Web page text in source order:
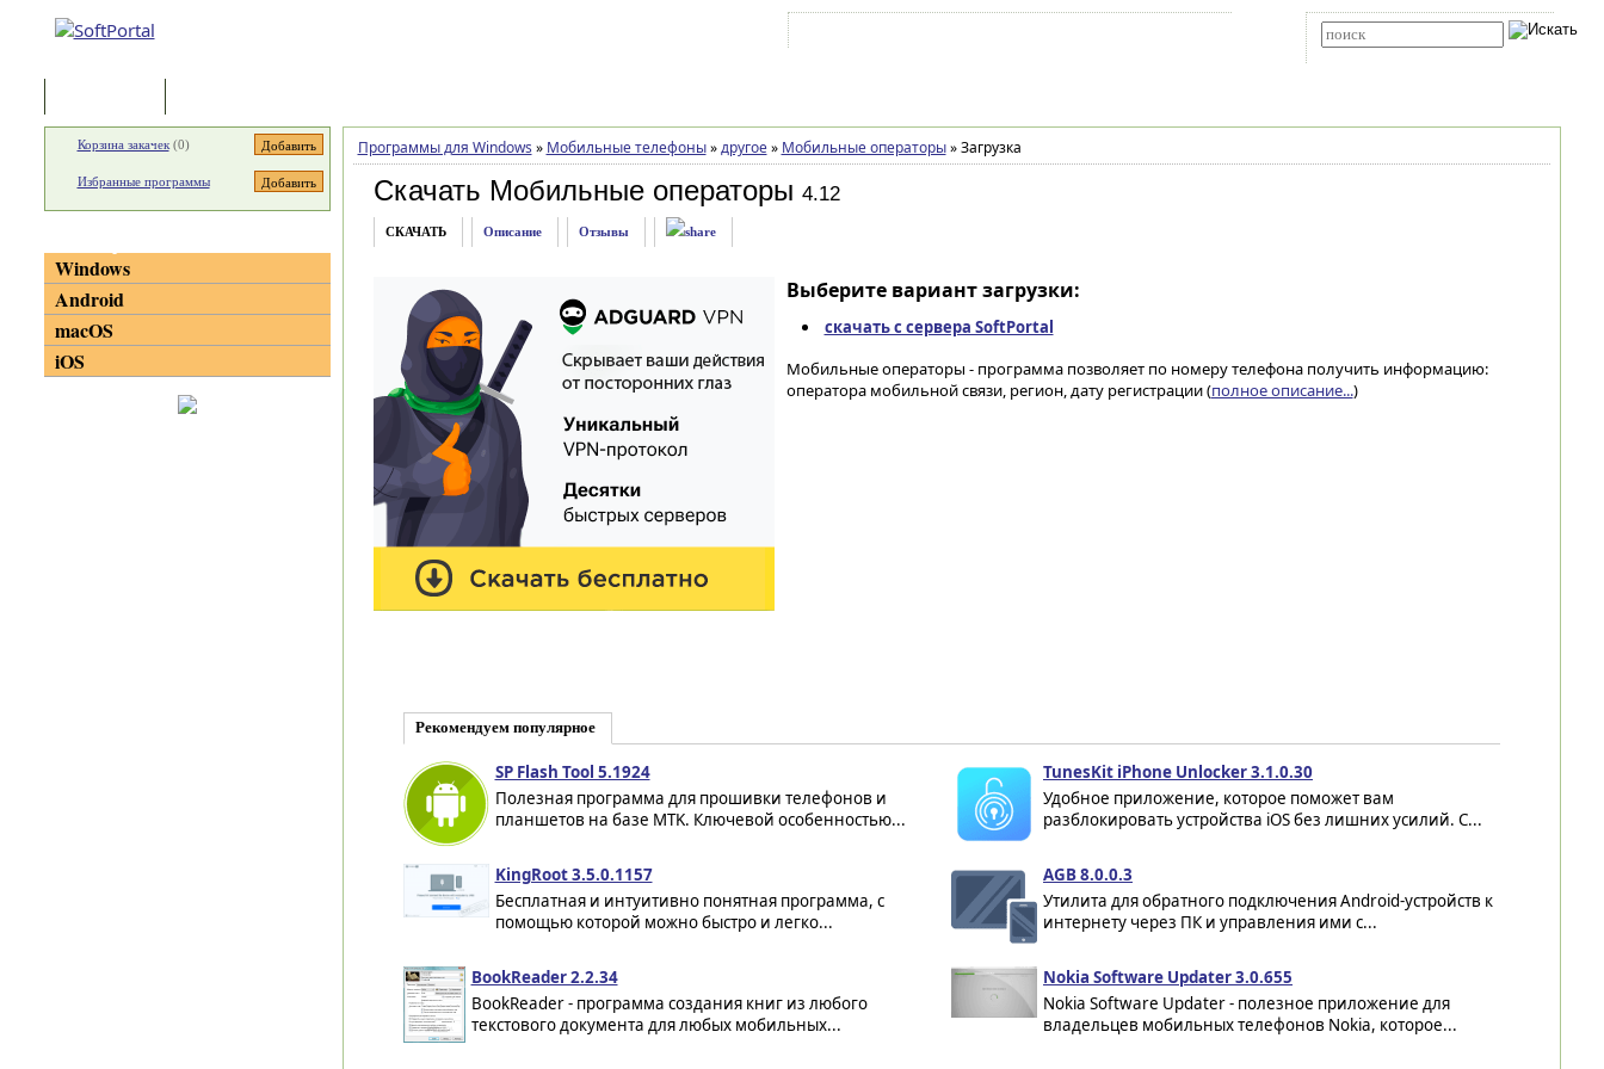
Программы для Windows » Мобильные телефоны » другое » Мобильные операторы »Загрузка
Скачать Мобильные операторы 4.12
СКАЧАТЬ Описание Отзывы
Выберите вариант загрузки:
скачать с сервера SoftPortal
Мобильные операторы - программа позволяет по номеру телефона получить информацию:
оператора мобильной связи, регион, дату регистрации (полное описание...)
Рекомендуем популярное
SP Flash Tool 5.1924
Полезная программа для прошивки телефонов и
планшетов на базе MTK. Ключевой особенностью...
TunesKit iPhone Unlocker 3.1.0.30
Удобное приложение, которое поможет вам
разблокировать устройства iOS без лишних усилий. С...
KingRoot 3.5.0.1157
Бесплатная и интуитивно понятная программа, с
помощью которой можно быстро и легко...
AGB 8.0.0.3
Утилита для обратного подключения Android-устройств к
интернету через ПК и управления ими с...
BookReader 2.2.34
BookReader - программа создания книг из любого
текстового документа для любых мобильных...
Nokia Software Updater 3.0.655
Nokia Software Updater - полезное приложение для
владельцев мобильных телефонов Nokia, которое...
Корзина закачек(0)
Избранные программы
Windows
Android
macOS
iOS